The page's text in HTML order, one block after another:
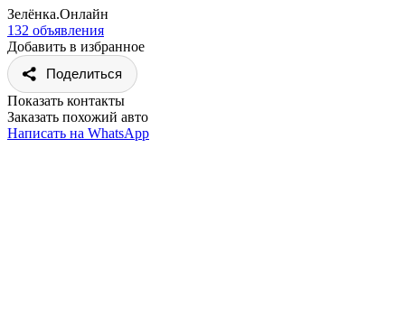
Зелёнка.Онлайн
132 объявления
Добавить в избранное
Поделиться
Показать контакты
Заказать похожий авто
Написать на WhatsApp